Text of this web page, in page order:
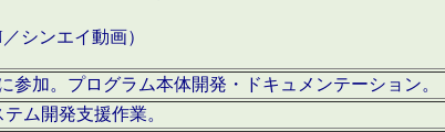
シンエイ動画）
参加。プログラム本体開発・ドキュメンテーション。
ム開発支援作業。